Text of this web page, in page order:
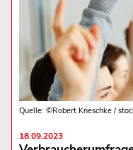
Quelle: ©Robert Kneschke /
18.09.2023